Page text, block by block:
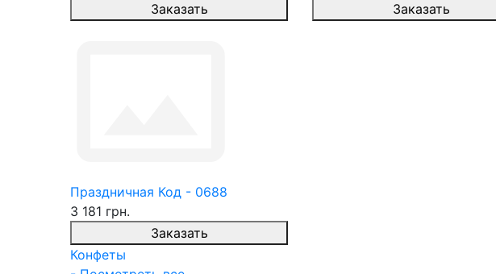
Заказать
Заказать
Праздничная Код - 0688
3 181 грн.
Заказать
Конфеты